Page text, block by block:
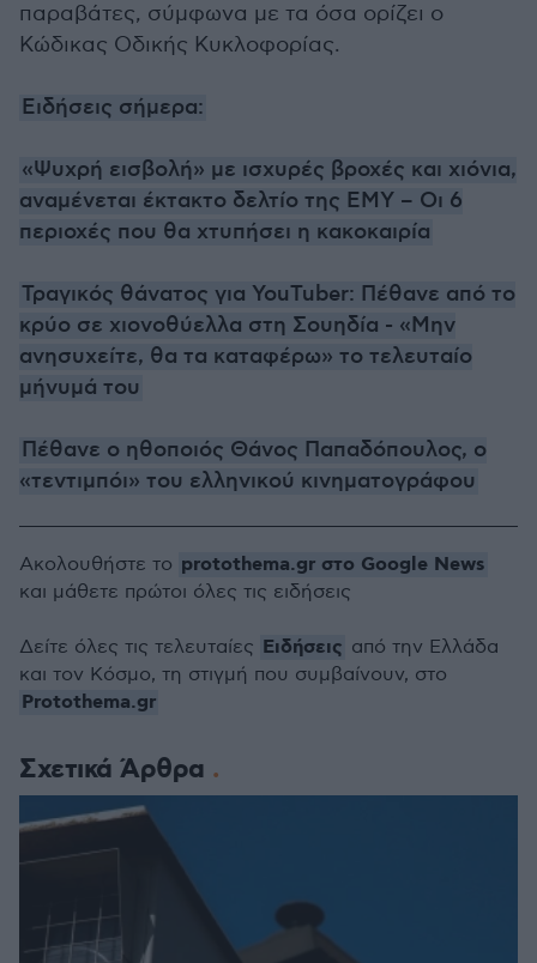
παραβάτες, σύμφωνα με τα όσα ορίζει ο
Κώδικας Οδικής Κυκλοφορίας.
Ειδήσεις σήμερα:
«Ψυχρή εισβολή» με ισχυρές βροχές και χιόνια,
αναμένεται έκτακτο δελτίο της ΕΜΥ – Οι 6
περιοχές που θα χτυπήσει η κακοκαιρία
Τραγικός θάνατος για YouTuber: Πέθανε από το
κρύο σε χιονοθύελλα στη Σουηδία - «Μην
ανησυχείτε, θα τα καταφέρω» το τελευταίο
μήνυμά του
Πέθανε ο ηθοποιός Θάνος Παπαδόπουλος, ο
«τεντιμπόι» του ελληνικού κινηματογράφου
Σχετικά Άρθρα
Ακολουθήστε το protothema.gr στο Google News
και μάθετε πρώτοι όλες τις ειδήσεις
Δείτε όλες τις τελευταίες Ειδήσεις από την Ελλάδα
και τον Κόσμο, τη στιγμή που συμβαίνουν, στο
Protothema.gr